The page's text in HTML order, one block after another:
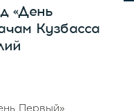
«День
Кузбасса